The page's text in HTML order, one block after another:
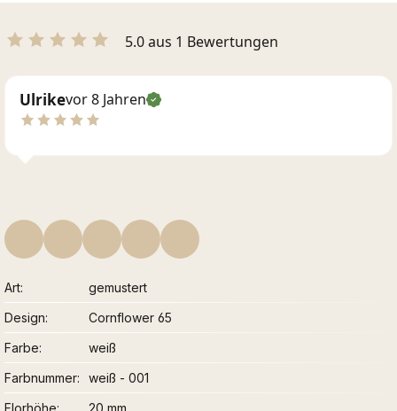
5.0 aus 1 Bewertungen
Ulrikevor 8 Jahren
Art
gemustert
Design
Cornflower 65
Farbe
weiß
Farbnummer
weiß - 001
Florhöhe
20 mm